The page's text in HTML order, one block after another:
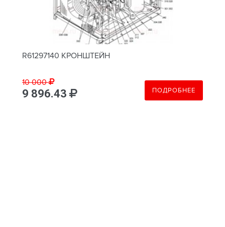
R61297140 КРОНШТЕЙН
10 000
9 896.43 ПОДРОБНЕЕ